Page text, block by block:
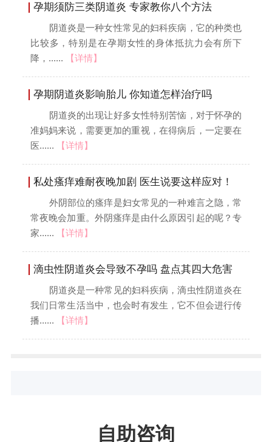
孕期须防三类阴道炎 专家教你八个方法
阴道炎是一种女性常见的妇科疾病，它的种类也
比较多，特别是在孕期女性的身体抵抗力会有所下
降，......
【详情】
孕期阴道炎影响胎儿 你知道怎样治疗吗
阴道炎的出现让好多女性特别苦恼，对于怀孕的
准妈妈来说，需要更加的重视，在得病后，一定要在
医......
【详情】
私处瘙痒难耐夜晚加剧 医生说要这样应对！
外阴部位的瘙痒是妇女常见的一种难言之隐，常
常夜晚会加重。外阴瘙痒是由什么原因引起的呢？专
家......
【详情】
滴虫性阴道炎会导致不孕吗 盘点其四大危害
阴道炎是一种常见的妇科疾病，滴虫性阴道炎在
我们日常生活当中，也会时有发生，它不但会进行传
播......
【详情】
自助咨询